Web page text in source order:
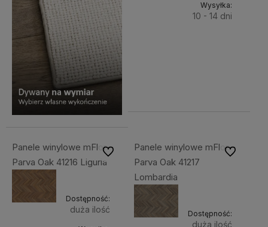
Wysyłka:
10 - 14 dni
Panele winylowe mFlor
Parva Oak 41216 Liguria
Dostępność:
duża ilość
Do ulubionychPanele winylowe mFlor
Parva Oak 41217
Lombardia
Dostępność:
duża ilość
Do